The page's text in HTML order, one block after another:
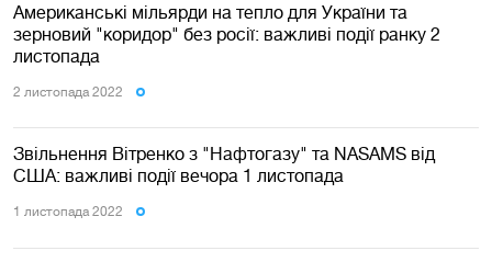
Американські мільярди на тепло для України та
зерновий "коридор" без росії: важливі події ранку 2
листопада
2 листопада 2022
Звільнення Вітренко з "Нафтогазу" та NASAMS від
США: важливі події вечора 1 листопада
1 листопада 2022